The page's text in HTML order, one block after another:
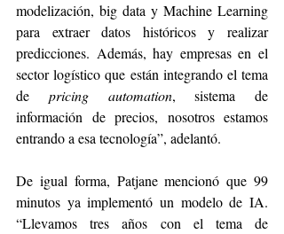
modelización, big data y Machine Learning
para extraer datos históricos y realizar
predicciones. Además, hay empresas en el
sector logístico que están integrando el tema
de pricing automation, sistema de
información de precios, nosotros estamos
entrando a esa tecnología”, adelantó.
De igual forma, Patjane mencionó que 99
minutos ya implementó un modelo de IA.
“Llevamos tres años con el tema de